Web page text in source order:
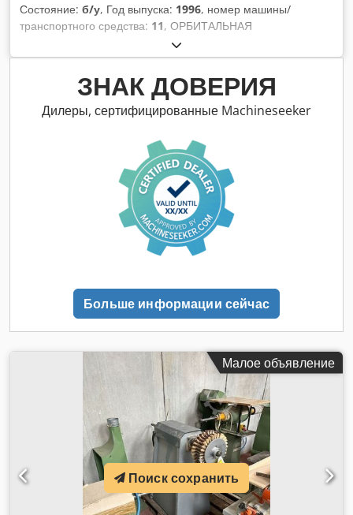
Состояние: б/у, Год выпуска: 1996, номер машины/
транспортного средства: 11, ОРБИТАЛЬНАЯ
ШЛИФОВАЛЬНАЯ МАШИНА CAMAM МОД. LEC250 –
СТАНДАРТЫ CE - Б/У - С подачами - Серийный номер 11
Dsdjwrqr Iopfx Alfskr - Год 1996 - Мин./макс. рабочие
размеры 30/150 мм. - Мин. радиус кривизны мм. 250
ЗНАК ДОВЕРИЯ
Дилеры, сертифицированные Machineseeker
Больше информации сейчас
Малое объявление
Поиск сохранить